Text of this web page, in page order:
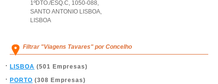
1ºDTO./ESQ.C, 1050-088,
SANTO ANTONIO LISBOA,
LISBOA
Filtrar "Viagens Tavares" por Concelho
LISBOA (501 Empresas)
PORTO (308 Empresas)